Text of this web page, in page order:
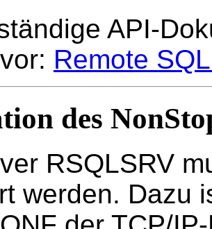
API-
Remote
des
RSQLSRV
werden. Dazu